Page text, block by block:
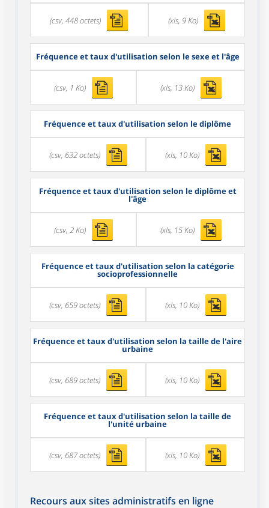
(csv, 448 octets) (xls, 9 Ko)
Fréquence et taux d'utilisation selon le sexe et l'âge
(csv, 1 Ko) (xls, 13 Ko)
Fréquence et taux d'utilisation selon le diplôme
(csv, 632 octets) (xls, 10 Ko)
Fréquence et taux d'utilisation selon le diplôme et
l'âge
(csv, 2 Ko) (xls, 15 Ko)
Fréquence et taux d'utilisation selon la catégorie
socioprofessionnelle
(csv, 659 octets) (xls, 10 Ko)
Fréquence et taux d'utilisation selon la taille de l'aire
urbaine
(csv, 689 octets) (xls, 10 Ko)
Fréquence et taux d'utilisation selon la taille de
l'unité urbaine
(csv, 687 octets) (xls, 10 Ko)
Recours aux sites administratifs en ligne